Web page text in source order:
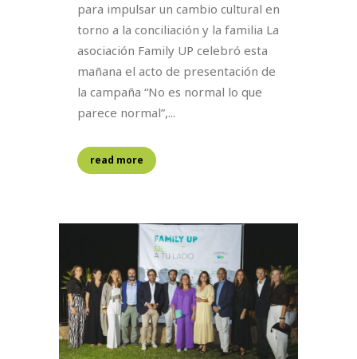
para impulsar un cambio cultural en
torno a la conciliación y la familia La
asociación Family UP celebró esta
mañana el acto de presentación de
la campaña “No es normal lo que
parece normal”,...
read more